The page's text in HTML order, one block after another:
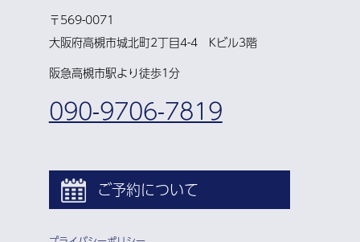
〒569-0071
大阪府高槻市城北町2丁目4-4 Kビル3階
阪急高槻市駅より徒歩1分
090-9706-7819
ご予約について